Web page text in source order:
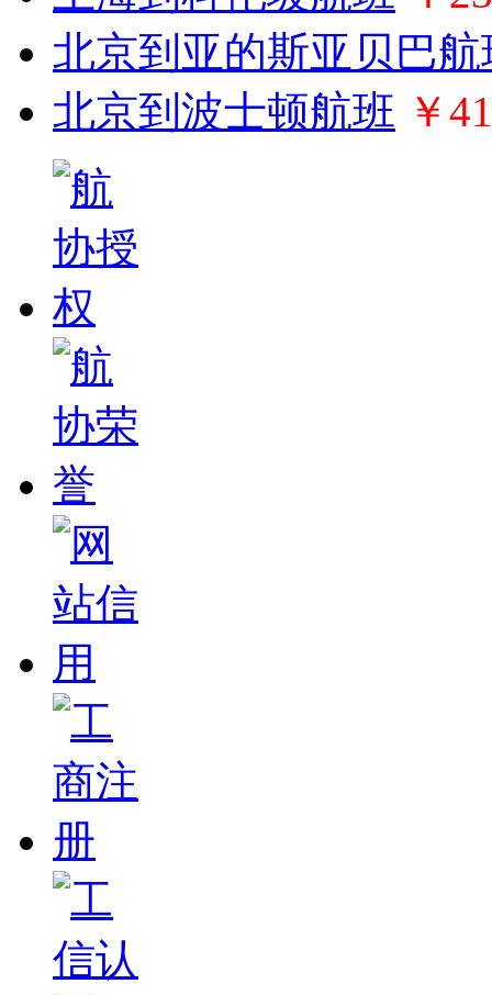
北京到亚的斯亚贝巴航
北京到波士顿航班 ￥